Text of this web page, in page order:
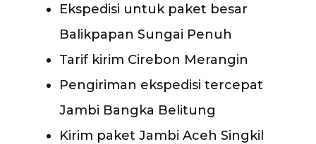
Ekspedisi untuk paket besar
Balikpapan Sungai Penuh
Tarif kirim Cirebon Merangin
Pengiriman ekspedisi tercepat
Jambi Bangka Belitung
Kirim paket Jambi Aceh Singkil